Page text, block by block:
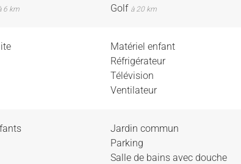
6 km Golf à 20 km
Matériel enfant
Réfrigérateur
Télévision
Ventilateur
Jardin commun
Parking
Salle de bains avec douche